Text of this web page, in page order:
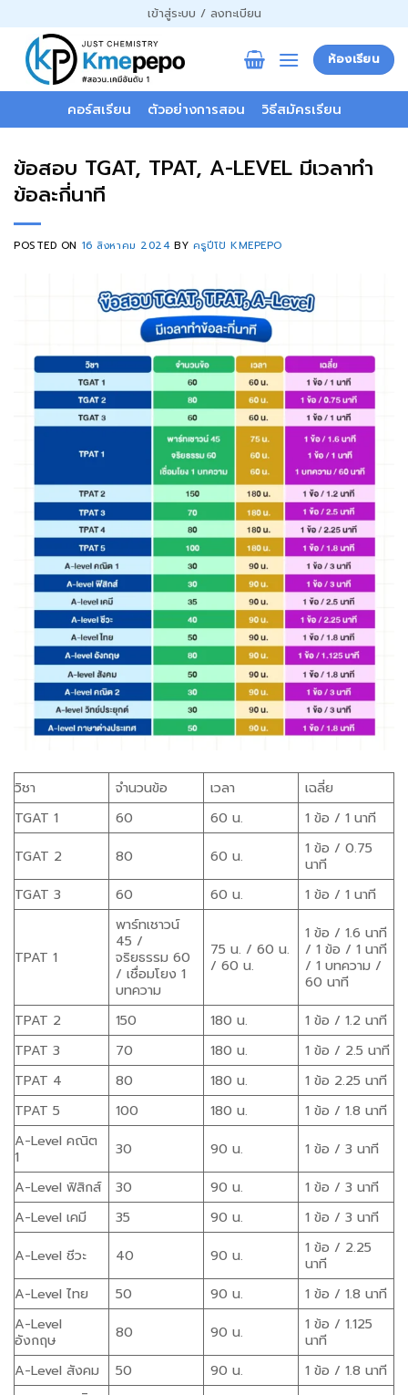
ไป
เนื้อหา
เข้าสู่ระบบ / ลงทะเบียน
ห้องเรียน
คอร์สเรียน ตัวอย่างการสอน วิธีสมัครเรียน
ข้อสอบ TGAT, TPAT, A-LEVEL มีเวลาทำ
ข้อละกี่นาที
POSTED ON 16 สิงหาคม 2024 BY ครูปีโป้ KMEPEPO
วิชา จำนวนข้อ เวลา
เฉลี่ย
TGAT 1
60 60 น.
1 ข้อ / 1 นาที
TGAT 2
80 60 น.
1 ข้อ / 0.75
นาที
TGAT 3
60 60 น. 1 ข้อ / 1 นาที
TPAT 1
พาร์ทเชาวน์
45 /
จริยธรรม 60
/ เชื่อมโยง 1
บทความ
75 น. / 60 น.
/ 60 น.
1 ข้อ / 1.6 นาที
/ 1 ข้อ / 1 นาที
/ 1 บทความ /
60 นาที
TPAT 2
150 180 น.
1 ข้อ / 1.2 นาที
TPAT 3
70 180 น.
1 ข้อ / 2.5 นาที
TPAT 4
80 180 น.
1 ข้อ 2.25 นาที
TPAT 5
100 180 น.
1 ข้อ / 1.8 นาที
A-Level คณิต
1
30 90 น.
1 ข้อ / 3 นาที
A-Level ฟิสิกส์
30 90 น.
1 ข้อ / 3 นาที
A-Level เคมี
35 90 น.
1 ข้อ / 3 นาที
A-Level ชีวะ
40 90 น.
1 ข้อ / 2.25
นาที
A-Level ไทย
50 90 น.
1 ข้อ / 1.8 นาที
A-Level
อังกฤษ
80 90 น.
1 ข้อ / 1.125
นาที
A-Level สังคม
50 90 น.
1 ข้อ / 1.8 นาที